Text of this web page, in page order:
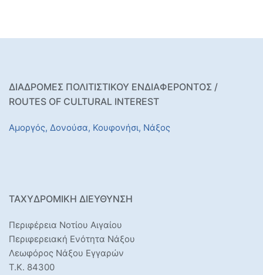
ΔΙΑΔΡΟΜΕΣ ΠΟΛΙΤΙΣΤΙΚΟΥ ΕΝΔΙΑΦΕΡΟΝΤΟΣ /
ROUTES OF CULTURAL INTEREST
Αμοργός, Δονούσα, Κουφονήσι, Νάξος
ΤΑΧΥΔΡΟΜΙΚΉ ΔΙΕΎΘΥΝΣΗ
Περιφέρεια Νοτίου Αιγαίου
Περιφερειακή Ενότητα Νάξου
Λεωφόρος Νάξου Εγγαρών
Τ.Κ. 84300